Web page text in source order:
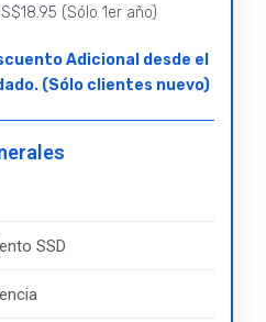
(Sólo 1er año)
Adicional desde el
(Sólo clientes nuevo)
SSD